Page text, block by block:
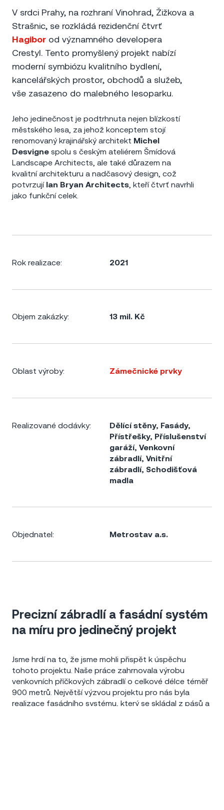
V srdci Prahy, na rozhraní Vinohrad, Žižkova a
Strašnic, se rozkládá rezidenční čtvrť
Hagibor od významného developera
Crestyl. Tento promyšlený projekt nabízí
moderní symbiózu kvalitního bydlení,
kancelářských prostor, obchodů a služeb,
vše zasazeno do malebného lesoparku.
Jeho jedinečnost je podtrhnuta nejen blízkostí
městského lesa, za jehož konceptem stojí
renomovaný krajinářský architekt Michel
Desvigne spolu s českým ateliérem Šmídová
Landscape Architects, ale také důrazem na
kvalitní architekturu a nadčasový design, což
potvrzují Ian Bryan Architects , kteří čtvrť navrhli
jako funkční celek.
Rok realizace: 2021
Objem zakázky: 13 mil. Kč
Oblast výroby: Zámečnické prvky
Realizované dodávky: Dělící stěny, Fasády,
Přístřešky, Příslušenství
garáží, Venkovní
zábradlí, Vnitřní
zábradlí, Schodišťová
madla
Objednatel: Metrostav a.s.
Precizní zábradlí a fasádní systém
na míru pro jedinečný projekt
Jsme hrdí na to, že jsme mohli přispět k úspěchu
tohoto projektu. Naše práce zahrnovala výrobu
venkovních příčkových zábradlí o celkové délce téměř
900 metrů. Největší výzvou projektu pro nás byla
realizace fasádního systému, který se skládal z pásů a